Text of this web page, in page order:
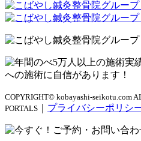
COPYRIGHT© kobayashi-seikotu.com
PORTALS
プライバシーポリシ